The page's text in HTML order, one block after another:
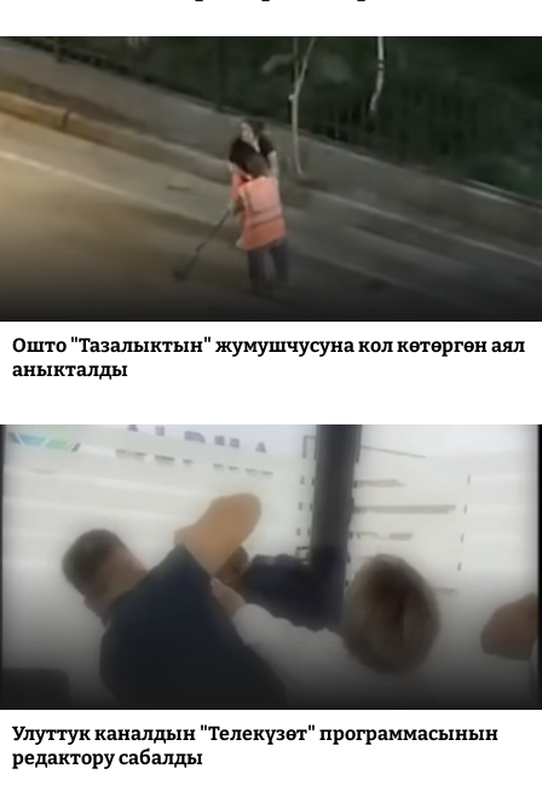
Ошто "Тазалыктын" жумушчусуна кол көтөргөн аял
аныкталды
Улуттук каналдын "Телекүзөт" программасынын
редактору сабалды